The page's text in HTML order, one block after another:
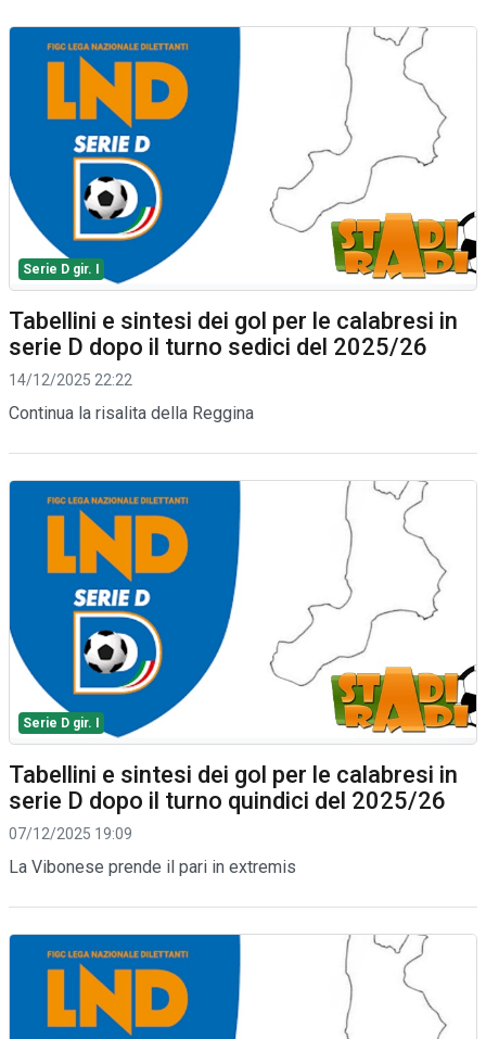
Serie D gir. I
Tabellini e sintesi dei gol per le calabresi in
serie D dopo il turno sedici del 2025/26
14/12/2025 22:22
Continua la risalita della Reggina
Serie D gir. I
Tabellini e sintesi dei gol per le calabresi in
serie D dopo il turno quindici del 2025/26
07/12/2025 19:09
La Vibonese prende il pari in extremis